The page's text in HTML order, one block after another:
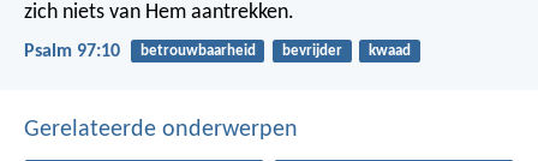
zich niets van Hem aantrekken.
Psalm 97:10 betrouwbaarheid bevrijder kwaad
Gerelateerde onderwerpen